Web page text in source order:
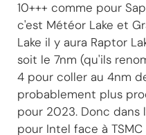
10+++ comme pour
c'est Météor Lake et
Lake il y aura Raptor
soit le 7nm (qu'ils
4 pour coller au 4nm
probablement plus
pour 2023. Donc dans
pour Intel face à